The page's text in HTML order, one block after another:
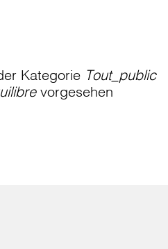
Kategorie Tout_public
vorgesehen